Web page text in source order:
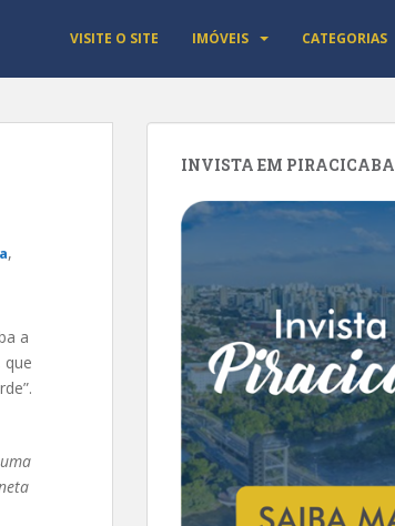
VISITE O SITE IMÓVEIS CATEGORIAS
,
a
que
INVISTA EM PIRACICABA